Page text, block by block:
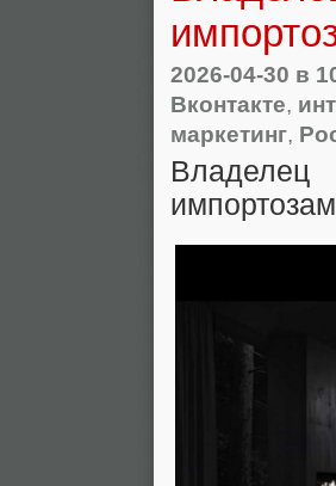
2026-04-30 в
Вконтакте,
маркетинг,